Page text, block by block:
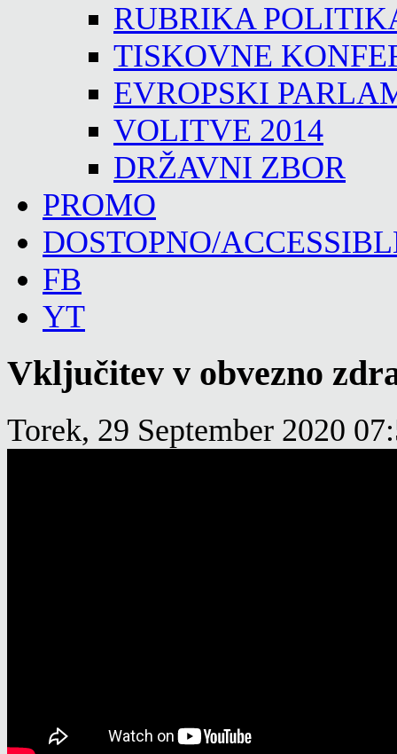
RUBRIKA
TISKOVNE
EVROPSKI
VOLITVE 2014
DRŽAVNI ZBOR
PROMO
DOSTOPNO/
FB
YT
Vključitev v obvezno
Torek, 29 September 2020